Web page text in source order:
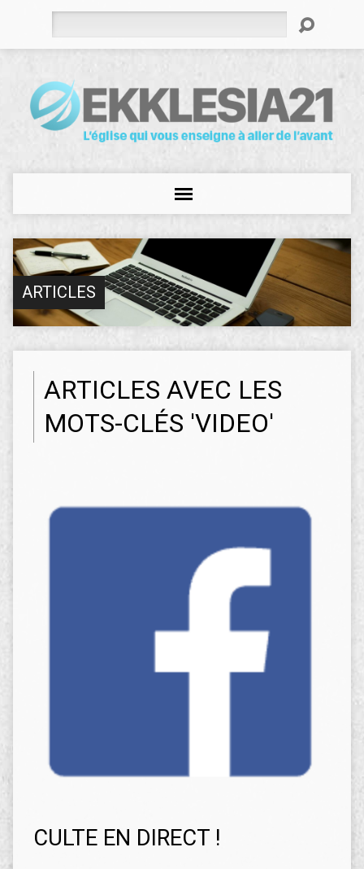
ARTICLES
ARTICLES AVEC LES
MOTS-CLÉS 'VIDEO'
CULTE EN DIRECT !